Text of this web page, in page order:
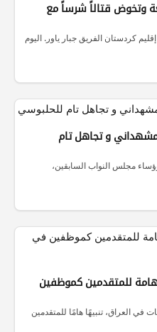
وتخوض قتالاً شرساً مع
كردستان الفريق جبار ياور. اليوم
و تجاهل تام
مجلس النواب السابقين،
هامة للمتقدمين كموظفين
في العراق، تنبيهًا هامًا للمتقدمين